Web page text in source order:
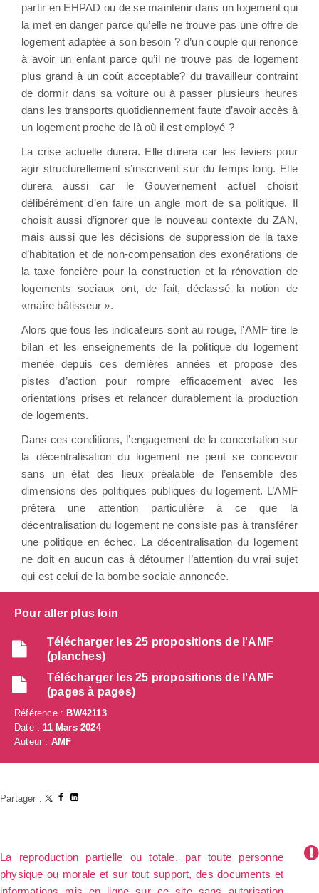
partir en EHPAD ou de se maintenir dans un logement qui
la met en danger parce qu’elle ne trouve pas une offre de
logement adaptée à son besoin ? d’un couple qui renonce
à avoir un enfant parce qu’il ne trouve pas de logement
plus grand à un coût acceptable? du travailleur contraint
de dormir dans sa voiture ou à passer plusieurs heures
dans les transports quotidiennement faute d’avoir accès à
un logement proche de là où il est employé ?
La crise actuelle durera. Elle durera car les leviers pour
agir structurellement s’inscrivent sur du temps long. Elle
durera aussi car le Gouvernement actuel choisit
délibérément d’en faire un angle mort de sa politique. Il
choisit aussi d’ignorer que le nouveau contexte du ZAN,
mais aussi que les décisions de suppression de la taxe
d’habitation et de non-compensation des exonérations de
la taxe foncière pour la construction et la rénovation de
logements sociaux ont, de fait, déclassé la notion de
«maire bâtisseur ».
Alors que tous les indicateurs sont au rouge, l'AMF tire le
bilan et les enseignements de la politique du logement
menée depuis ces dernières années et propose des
pistes d’action pour rompre efficacement avec les
orientations prises et relancer durablement la production
de logements.
Dans ces conditions, l’engagement de la concertation sur
la décentralisation du logement ne peut se concevoir
sans un état des lieux préalable de l’ensemble des
dimensions des politiques publiques du logement. L’AMF
prêtera une attention particulière à ce que la
décentralisation du logement ne consiste pas à transférer
une politique en échec. La décentralisation du logement
ne doit en aucun cas à détourner l’attention du vrai sujet
qui est celui de la bombe sociale annoncée.
Pour aller plus loin
Télécharger les 25 propositions de l'AMF
(planches)
Télécharger les 25 propositions de l'AMF
(pages à pages)
Référence :BW42113
Date : 11 Mars 2024
Auteur : AMF
Partager :
La reproduction partielle ou totale, par toute personne
physique ou morale et sur tout support, des documents et